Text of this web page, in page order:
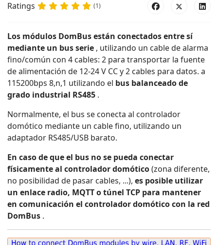
Ratings (1)
Los módulos DomBus están conectados entre sí
mediante un bus serie , utilizando un cable de alarma
fino/común con 4 cables: 2 para transportar la fuente
de alimentación de 12-24 V CC y 2 cables para datos. a
115200bps 8,n,1 utilizando el bus balanceado de
grado industrial RS485 .
Normalmente, el bus se conecta al controlador
domótico mediante un cable fino, utilizando un
adaptador RS485/USB barato.
En caso de que el bus no se pueda conectar
físicamente al controlador domótico(zona diferente,
no posibilidad de pasar cables, ...), es posible utilizar
un enlace radio, MQTT o túnel TCP para mantener
en comunicación el controlador domóticocon la red
DomBus .